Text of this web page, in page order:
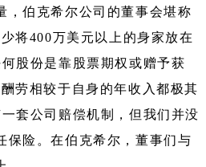
，伯克希尔公司的董事会堪称
将400万美元以上的身家放在
股份是靠股票期权或赠予获
劳相较于自身的年收入都极其
套公司赔偿机制，但我们并没
保险。在伯克希尔，董事们与